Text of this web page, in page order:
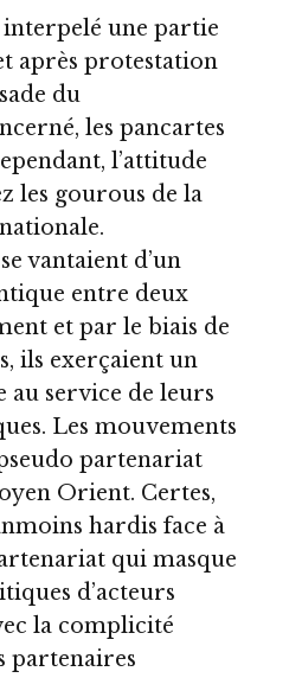
interpelé une partie
après protestation
du
les pancartes
l’attitude
les gourous de la
vantaient d’un
entre deux
et par le biais de
ils exerçaient un
service de leurs
Les mouvements
partenariat
Orient. Certes,
hardis face à
qui masque
d’acteurs
la complicité
partenaires